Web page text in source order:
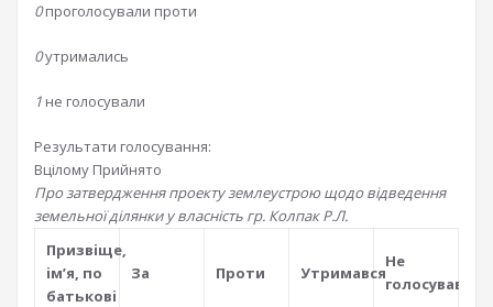
0проголосували проти
0утримались
1 не голосували
Результати голосування:
Вцілому Прийнято
Про затвердження проекту землеустрою щодо відведення
земельної ділянки у власність гр. Колпак Р.Л.
Призвiще,
iм’я, по
батьковi
За Проти Утримався
Не
голосував